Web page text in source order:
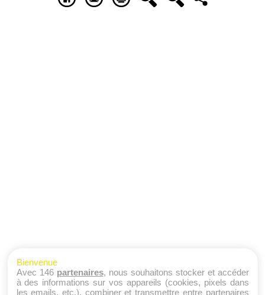
Bienvenue
Avec 146 partenaires, nous souhaitons stocker et accéder
à des informations sur vos appareils (cookies, pixels dans
les emails, etc.), combiner et transmettre entre partenaires